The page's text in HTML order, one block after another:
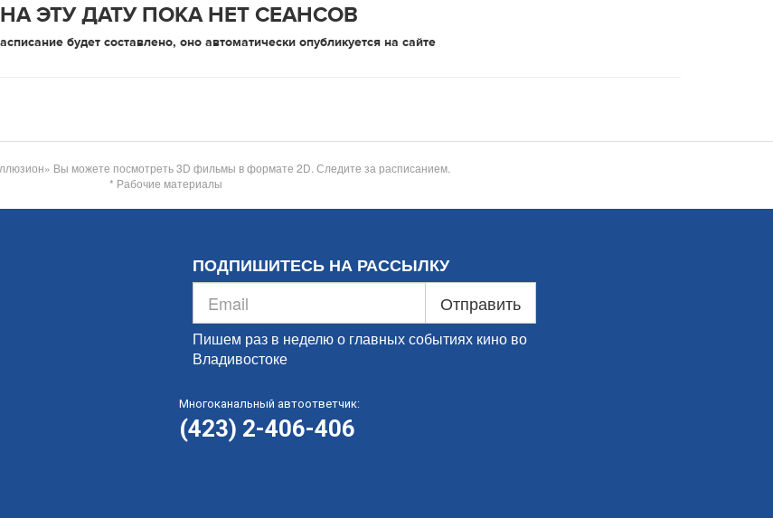
НА ЭТУ ДАТУ ПОКА НЕТ СЕАНСОВ
будет составлено, оно автоматически опубликуется на сайте
Вы можете посмотреть 3D фильмы в формате 2D. Следите за расписанием.
* Рабочие материалы
ПОДПИШИТЕСЬ НА РАССЫЛКУ
Отправить
Пишем раз в неделю о главных событиях кино во
Владивостоке
Многоканальный автоответчик:
(423) 2-406-406